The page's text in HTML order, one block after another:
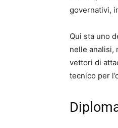
governativi,
Qui sta uno
nelle analisi,
vettori di
tecnico per